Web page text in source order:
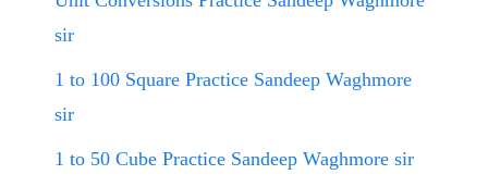
sir
1 to 100 Square Practice Sandeep Waghmore
sir
1 to 50 Cube Practice Sandeep Waghmore sir